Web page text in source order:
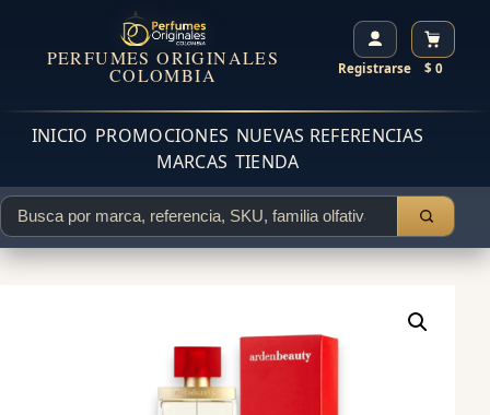
PERFUMES ORIGINALES
COLOMBIA Registrarse $ 0
INICIO PROMOCIONES NUEVAS REFERENCIAS
MARCAS TIENDA